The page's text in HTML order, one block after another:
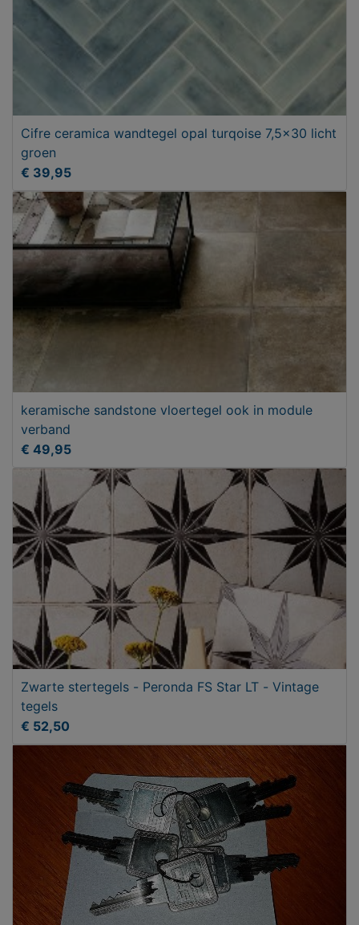
Cifre ceramica wandtegel opal turqoise 7,5x30 licht
groen
€ 39,95
keramische sandstone vloertegel ook in module
verband
€ 49,95
Zwarte stertegels - Peronda FS Star LT - Vintage
tegels
€ 52,50